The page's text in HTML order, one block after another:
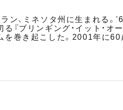
ン、ミネソタ州に生まれる
『ブリンギング・イット・
を巻き起こした。2001年に